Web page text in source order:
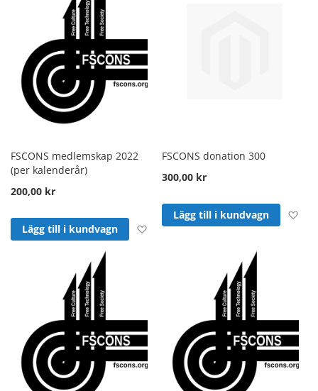
FSCONS medlemskap 2022
(per kalenderår)
200,00 kr
Lägg till i kundvagn Lägg till i önskelista
FSCONS donation 300
300,00 kr
Lägg till i kundvagn